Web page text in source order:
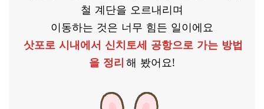
철 계단을 오르내리며
이동하는 것은 너무 힘든 일이에요
삿포로 시내에서 신치토세 공항으로 가는 방법
을 정리 해 봤어요!